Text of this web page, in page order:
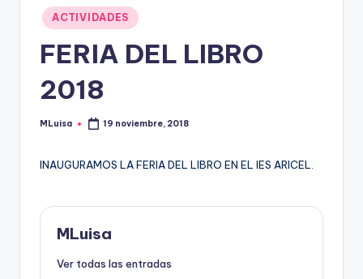
Publicado
en
ACTIVIDADES
FERIA DEL LIBRO
2018
Publicado
MLuisa 19 noviembre, 2018
INAUGURAMOS LA FERIA DEL LIBRO EN EL IES ARICEL.
MLuisa
Ver todas las entradas